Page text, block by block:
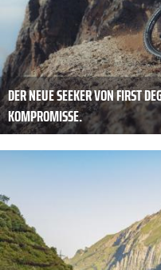
DER NEUE SEEKER VON FIRST
KOMPROMISSE.